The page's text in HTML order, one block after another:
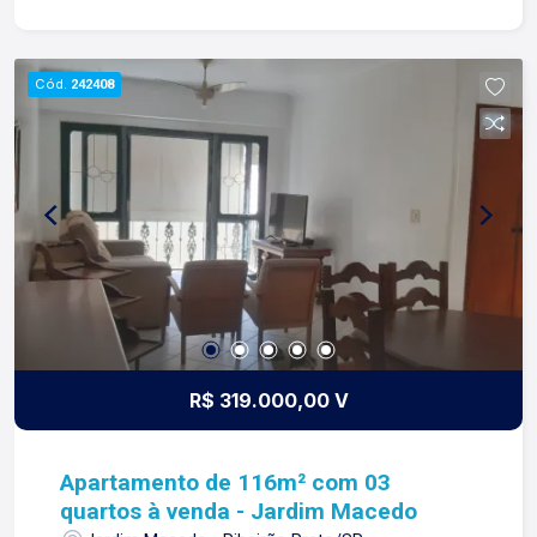
Cód. 242408
R$ 319.000,00 V
Apartamento de 116m² com 03
quartos à venda - Jardim Macedo